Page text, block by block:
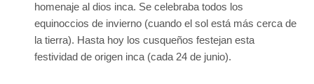
homenaje al dios inca. Se celebraba todos los
equinoccios de invierno (cuando el sol está más cerca de
la tierra). Hasta hoy los cusqueños festejan esta
festividad de origen inca (cada 24 de junio).